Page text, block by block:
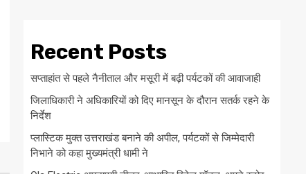
Recent Posts
सप्ताहांत से पहले नैनीताल और मसूरी में बढ़ी पर्यटकों की आवाजाही
जिलाधिकारी ने अधिकारियों को दिए मानसून के दौरान सतर्क रहने के
निर्देश
प्लास्टिक मुक्त उत्तराखंड बनाने की अपील, पर्यटकों से जिम्मेदारी
निभाने को कहा मुख्यमंत्री धामी ने